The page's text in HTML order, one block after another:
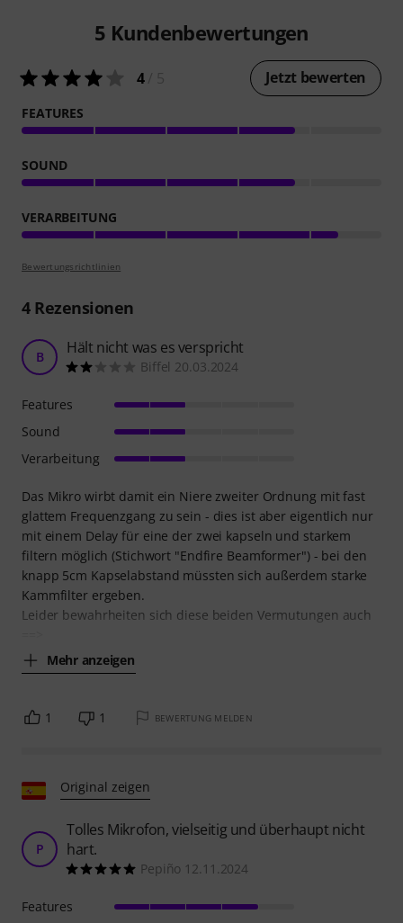
5 Kundenbewertungen
4/ 5 Jetzt bewerten
FEATURES
SOUND
VERARBEITUNG
Bewertungsrichtlinien
4Rezensionen
B Hält nicht was es verspricht
Biffel 20.03.2024
Das Mikro wirbt damit ein Niere zweiter Ordnung mit fast
glattem Frequenzgang zu sein - dies ist aber eigentlich nur
mit einem Delay für eine der zwei kapseln und starkem
filtern möglich (Stichwort "Endfire Beamformer") - bei den
knapp 5cm Kapselabstand müssten sich außerdem starke
Kammfilter ergeben.
Leider bewahrheiten sich diese beiden Vermutungen auch
Mehr anzeigen
Features
Sound
Verarbeitung
1 1 BEWERTUNG MELDEN
Original zeigen
P
Tolles Mikrofon, vielseitig und überhaupt nicht
hart.
Pepiño 12.11.2024
Features